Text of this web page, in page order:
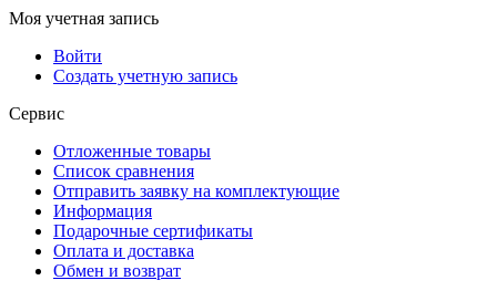
Моя учетная запись
Войти
Создать учетную запись
Сервис
Отложенные товары
Список сравнения
Отправить заявку на комплектующие
Информация
Подарочные сертификаты
Оплата и доставка
Обмен и возврат